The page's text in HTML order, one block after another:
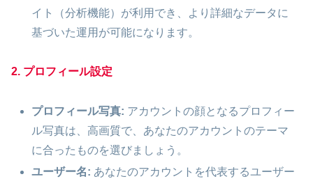
イト（分析機能）が利用でき、より詳細なデータに
基づいた運用が可能になります。
2. プロフィール設定
プロフィール写真: アカウントの顔となるプロフィー
ル写真は、高画質で、あなたのアカウントのテーマ
に合ったものを選びましょう。
ユーザー名: あなたのアカウントを代表するユーザー